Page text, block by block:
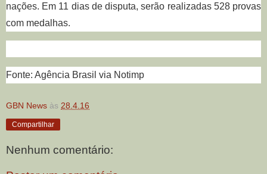
nações. Em 11 dias de disputa, serão realizadas 528 provas
com medalhas.
Fonte: Agência Brasil via Notimp
GBN News às 28.4.16
Compartilhar
Nenhum comentário: